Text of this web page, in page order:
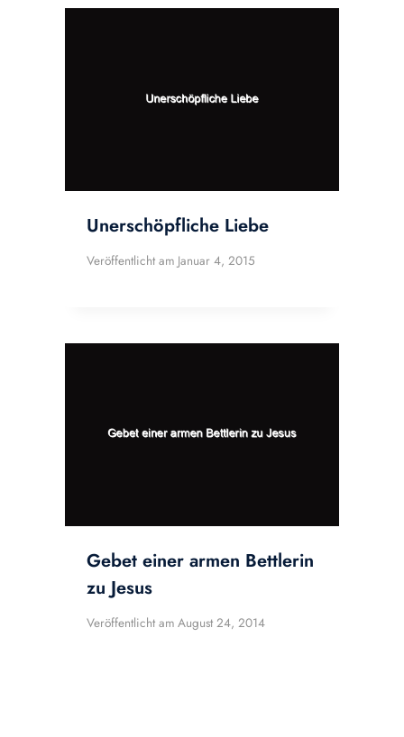
Unerschöpfliche Liebe
Veröffentlicht am Januar 4, 2015
Gebet einer armen Bettlerin
zu Jesus
Veröffentlicht am August 24, 2014